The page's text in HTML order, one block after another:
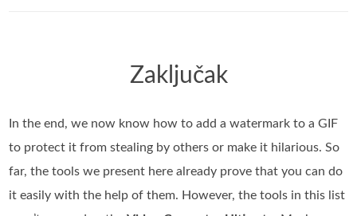
Zaključak
In the end, we now know how to add a watermark to a GIF
to protect it from stealing by others or make it hilarious. So
far, the tools we present here already prove that you can do
it easily with the help of them. However, the tools in this list